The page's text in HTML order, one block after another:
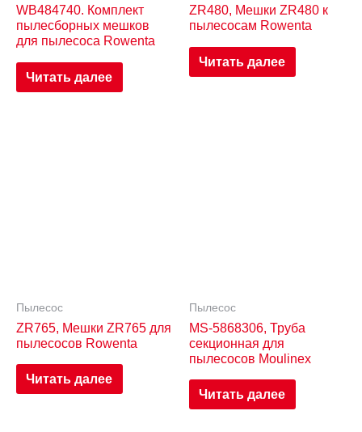
WB484740. Комплект
пылесборных мешков
для пылесоса Rowenta
Читать далее
ZR480, Мешки ZR480 к
пылесосам Rowenta
Читать далее
Пылесос
ZR765, Мешки ZR765 для
пылесосов Rowenta
Читать далее
Пылесос
MS-5868306, Труба
секционная для
пылесосов Moulinex
Читать далее